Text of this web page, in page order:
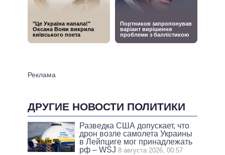
ДРУГИЕ НОВОСТИ ПОЛИТИКИ
Разведка США допускает, что
дрон возле самолета Украины
в Лейпциге мог принадлежать
рф – WSJ 8 августа 2026, 00:57